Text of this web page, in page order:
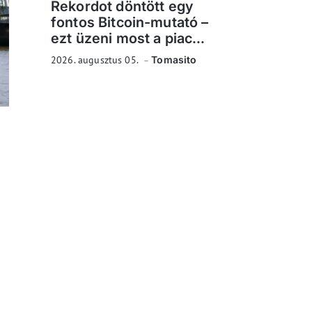
Rekordot döntött egy
fontos Bitcoin-mutató –
ezt üzeni most a piac...
2026. augusztus 05. Tomasito